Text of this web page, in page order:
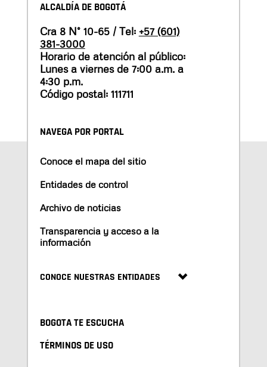
ALCALDÍA DE BOGOTÁ
Cra 8 N° 10-65 / Tel: +57 (601)
381-3000
Horario de atención al público:
Lunes a viernes de 7:00 a.m. a
4:30 p.m.
Código postal: 111711
NAVEGA POR PORTAL
Conoce el mapa del sitio
Entidades de control
Archivo de noticias
Transparencia y acceso a la
información
CONOCE NUESTRAS ENTIDADES
BOGOTA TE ESCUCHA
TÉRMINOS DE USO